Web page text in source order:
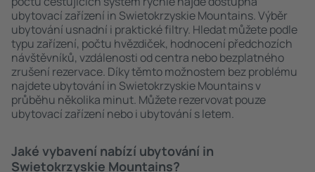
ubytovací zařízení in Swietokrzyskie Mountains. Výběr
ubytování usnadní i praktické filtry. Hledat můžete podle
typu zařízení, počtu hvězdiček, hodnocení předchozích
návštěvníků, vzdálenosti od centra nebo bezplatného
zrušení rezervace. Díky těmto možnostem bez problému
najdete ubytování in Swietokrzyskie Mountains v
průběhu několika minut. Můžete rezervovat pouze
ubytovací zařízení nebo i ubytování s letem.
Jaké vybavení nabízí ubytování in
Swietokrzyskie Mountains?